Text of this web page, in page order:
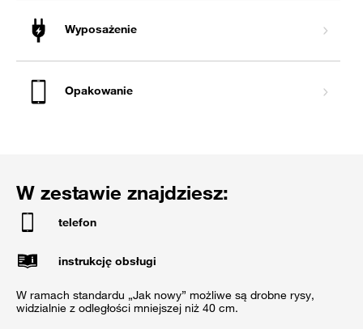
Wyposażenie
Opakowanie
W zestawie znajdziesz:
telefon
instrukcję obsługi
W ramach standardu „Jak nowy” możliwe są drobne rysy,
widzialnie z odległości mniejszej niż 40 cm.